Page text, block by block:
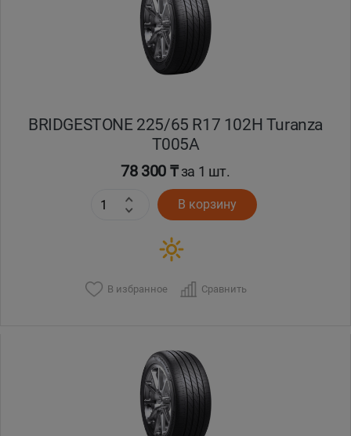
BRIDGESTONE 225/65 R17 102H Turanza
T005А
78 300 ₸за 1 шт.
В корзину
В избранное Сравнить